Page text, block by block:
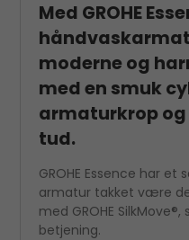
Med GROHE
moderne og
med en smuk
armaturkrop
tud.
GROHE Essence har
armatur takket være
med GROHE
betjening.